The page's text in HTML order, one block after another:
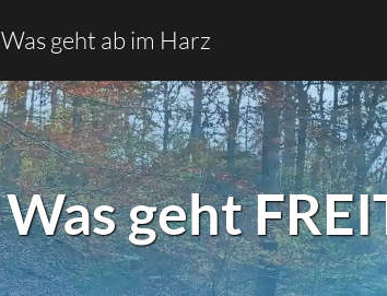
Was geht ab im Harz
Was geht